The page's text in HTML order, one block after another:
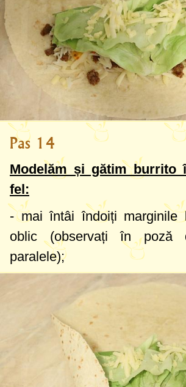
Pas 14
Modelăm și gătim burrito
fel:
- mai întâi îndoiți marginile
oblic (observați în
paralele);